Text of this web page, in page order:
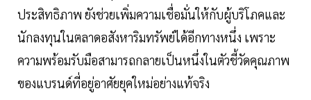
ประสิทธิภาพ ยังช่วยเพิ่มความเชื่อมั่นให้กับผู้บริโภคและ
นักลงทุนในตลาดอสังหาริมทรัพย์ได้อีกทางหนึ่ง เพราะ
ความพร้อมรับมือสามารถกลายเป็นหนึ่งในตัวชี้วัดคุณภาพ
ของแบรนด์ที่อยู่อาศัยยุคใหม่อย่างแท้จริง